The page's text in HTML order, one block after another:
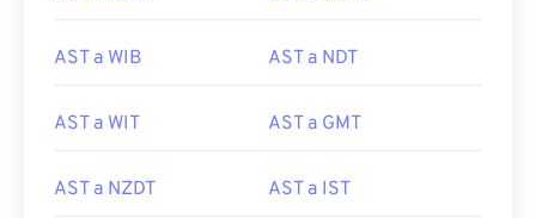
AST a WIB AST a NDT
AST a WIT AST a GMT
AST a NZDT AST a IST